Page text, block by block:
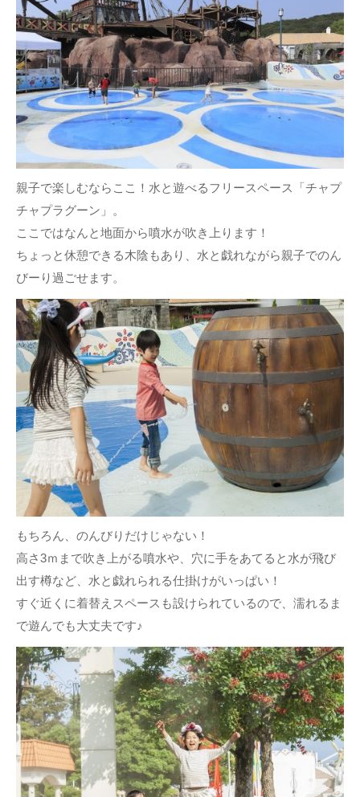
親子で楽しむならここ！水と遊べるフリースペース「チャプ
チャプラグーン」。
ここではなんと地面から噴水が吹き上ります！
ちょっと休憩できる木陰もあり、水と戯れながら親子でのん
びーり過ごせます。
もちろん、のんびりだけじゃない！
高さ3ｍまで吹き上がる噴水や、穴に手をあてると水が飛び
出す樽など、水と戯れられる仕掛けがいっぱい！
すぐ近くに着替えスペースも設けられているので、濡れるま
で遊んでも大丈夫です♪